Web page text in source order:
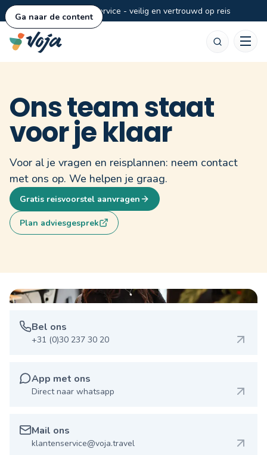
Ga naar de content
Persoonlijke service - veilig en vertrouwd op reis
Ons team staat
voor je klaar
Voor al je vragen en reisplannen: neem contact
met ons op. We helpen je graag.
Gratis reisvoorstel aanvragen
Plan adviesgesprek
Bel ons
+31 (0)30 237 30 20
App met ons
Direct naar whatsapp
Mail ons
klantenservice@voja.travel
Zoeken